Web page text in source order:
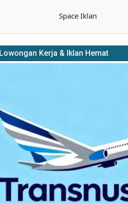
Space Iklan
Lowongan Kerja & Iklan Hemat